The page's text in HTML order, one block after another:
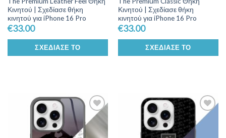
Κινητού | Σχεδίασε θήκη
κινητού για iPhone 16 Pro
€33.00
ΣΧΕΔΊΑΣΕ ΤΟ
Κινητού | Σχεδίασε θήκη
κινητού για iPhone 16 Pro
€33.00
ΣΧΕΔΊΑΣΕ ΤΟ
Add to
Wishlist
Add to
Wishlist